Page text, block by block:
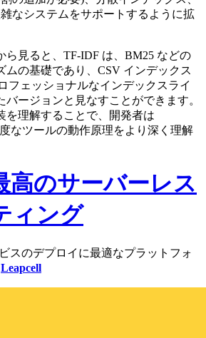
なシステムをサポートするように拡
ら見ると、TF-IDF は、BM25 などの
ムの基礎であり、CSV インデックス
フェッショナルなインデックスライ
バージョンと見なすことができます。
を理解することで、開発者は
度なツールの動作原理をより深く理解
高のサーバーレス
ィング
スのデプロイに最適なプラットフォ
Leapcell